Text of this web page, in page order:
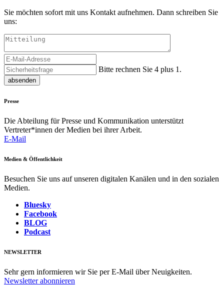
Sie möchten sofort mit uns Kontakt aufnehmen. Dann schreiben Sie
uns:
Bitte rechnen Sie 4 plus 1.
absenden
Presse
Die Abteilung für Presse und Kommunikation unterstützt
Vertreter*innen der Medien bei ihrer Arbeit.
E-Mail
Medien & Öffentlichkeit
Besuchen Sie uns auf unseren digitalen Kanälen und in den sozialen
Medien.
Bluesky
Facebook
BLOG
Podcast
NEWSLETTER
Sehr gern informieren wir Sie per E-Mail über Neuigkeiten.
Newsletter abonnieren